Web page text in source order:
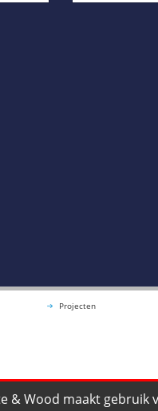
Projecten
& Wood maakt gebruik